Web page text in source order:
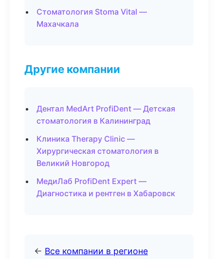
Стоматология Stoma Vital —
Махачкала
Другие компании
Дентал MedArt ProfiDent — Детская
стоматология в Калининград
Клиника Therapy Clinic —
Хирургическая стоматология в
Великий Новгород
МедиЛаб ProfiDent Expert —
Диагностика и рентген в Хабаровск
← Все компании в регионе